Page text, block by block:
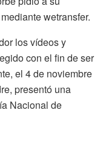
wetransfer.
los vídeos y
con el fin de ser
el 4 de noviembre
presentó una
Nacional de